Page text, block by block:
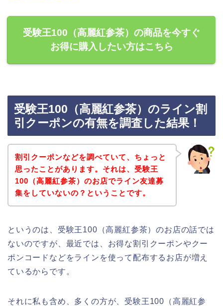
受験王100（高麗紅参茶）の商品を今すぐ
お得に購入したい方はこちら
受験王100（高麗紅参茶）のライン割
引クーポンの有無を調査した結果！
割引クーポンなどを調べていて、ちょっと
思ったことがあります。それは、受験王
100（高麗紅参茶）のお店でライン友達募
集をしていないの？ということです。
というのは、受験王100（高麗紅参茶）のお店の話では
ないのですが、最近では、お得な割引クーポンやクー
ポンコードなどをラインを使って配布するお店が増え
ているからです。
それに私も含め、多くの方が、受験王100（高麗紅参